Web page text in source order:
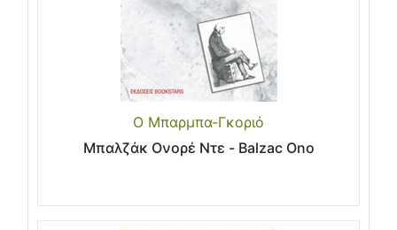
Ο Μπαρμπα-Γκοριό
Μπαλζάκ Ονορέ Ντε - Balzac Ono